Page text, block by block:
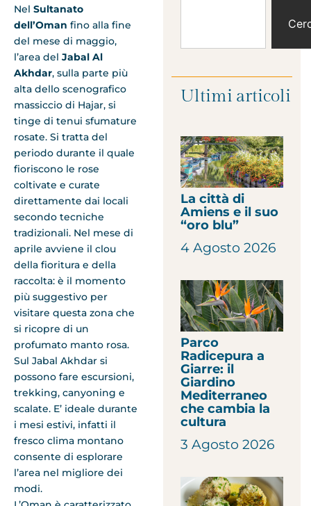
Nel Sultanato
dell’Oman fino alla fine
del mese di maggio,
l’area del Jabal Al
Akhdar, sulla parte più
alta dello scenografico
massiccio di Hajar, si
tinge di tenui sfumature
rosate. Si tratta del
periodo durante il quale
fioriscono le rose
coltivate e curate
direttamente dai locali
secondo tecniche
tradizionali. Nel mese di
aprile avviene il clou
della fioritura e della
raccolta: è il momento
più suggestivo per
visitare questa zona che
si ricopre di un
profumato manto rosa.
Sul Jabal Akhdar si
possono fare escursioni,
trekking, canyoning e
scalate. E’ ideale durante
i mesi estivi, infatti il
fresco clima montano
consente di esplorare
l’area nel migliore dei
modi.
Ultimi articoli
La città di
Amiens e il suo
“oro blu”
4 Agosto 2026
Parco
Radicepura a
Giarre: il
Giardino
Mediterraneo
che cambia la
cultura
3 Agosto 2026